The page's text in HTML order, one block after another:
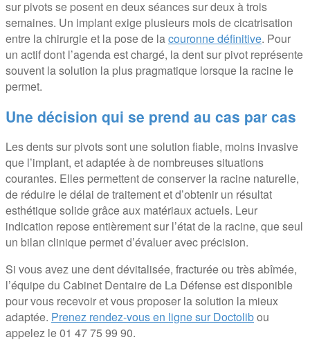
sur pivots se posent en deux séances sur deux à trois
semaines. Un implant exige plusieurs mois de cicatrisation
entre la chirurgie et la pose de la couronne définitive. Pour
un actif dont l’agenda est chargé, la dent sur pivot représente
souvent la solution la plus pragmatique lorsque la racine le
permet.
Une décision qui se prend au cas par cas
Les dents sur pivots sont une solution fiable, moins invasive
que l’implant, et adaptée à de nombreuses situations
courantes. Elles permettent de conserver la racine naturelle,
de réduire le délai de traitement et d’obtenir un résultat
esthétique solide grâce aux matériaux actuels. Leur
indication repose entièrement sur l’état de la racine, que seul
un bilan clinique permet d’évaluer avec précision.
Si vous avez une dent dévitalisée, fracturée ou très abîmée,
l’équipe du Cabinet Dentaire de La Défense est disponible
pour vous recevoir et vous proposer la solution la mieux
adaptée. Prenez rendez-vous en ligne sur Doctolibou
appelez le 01 47 75 99 90.